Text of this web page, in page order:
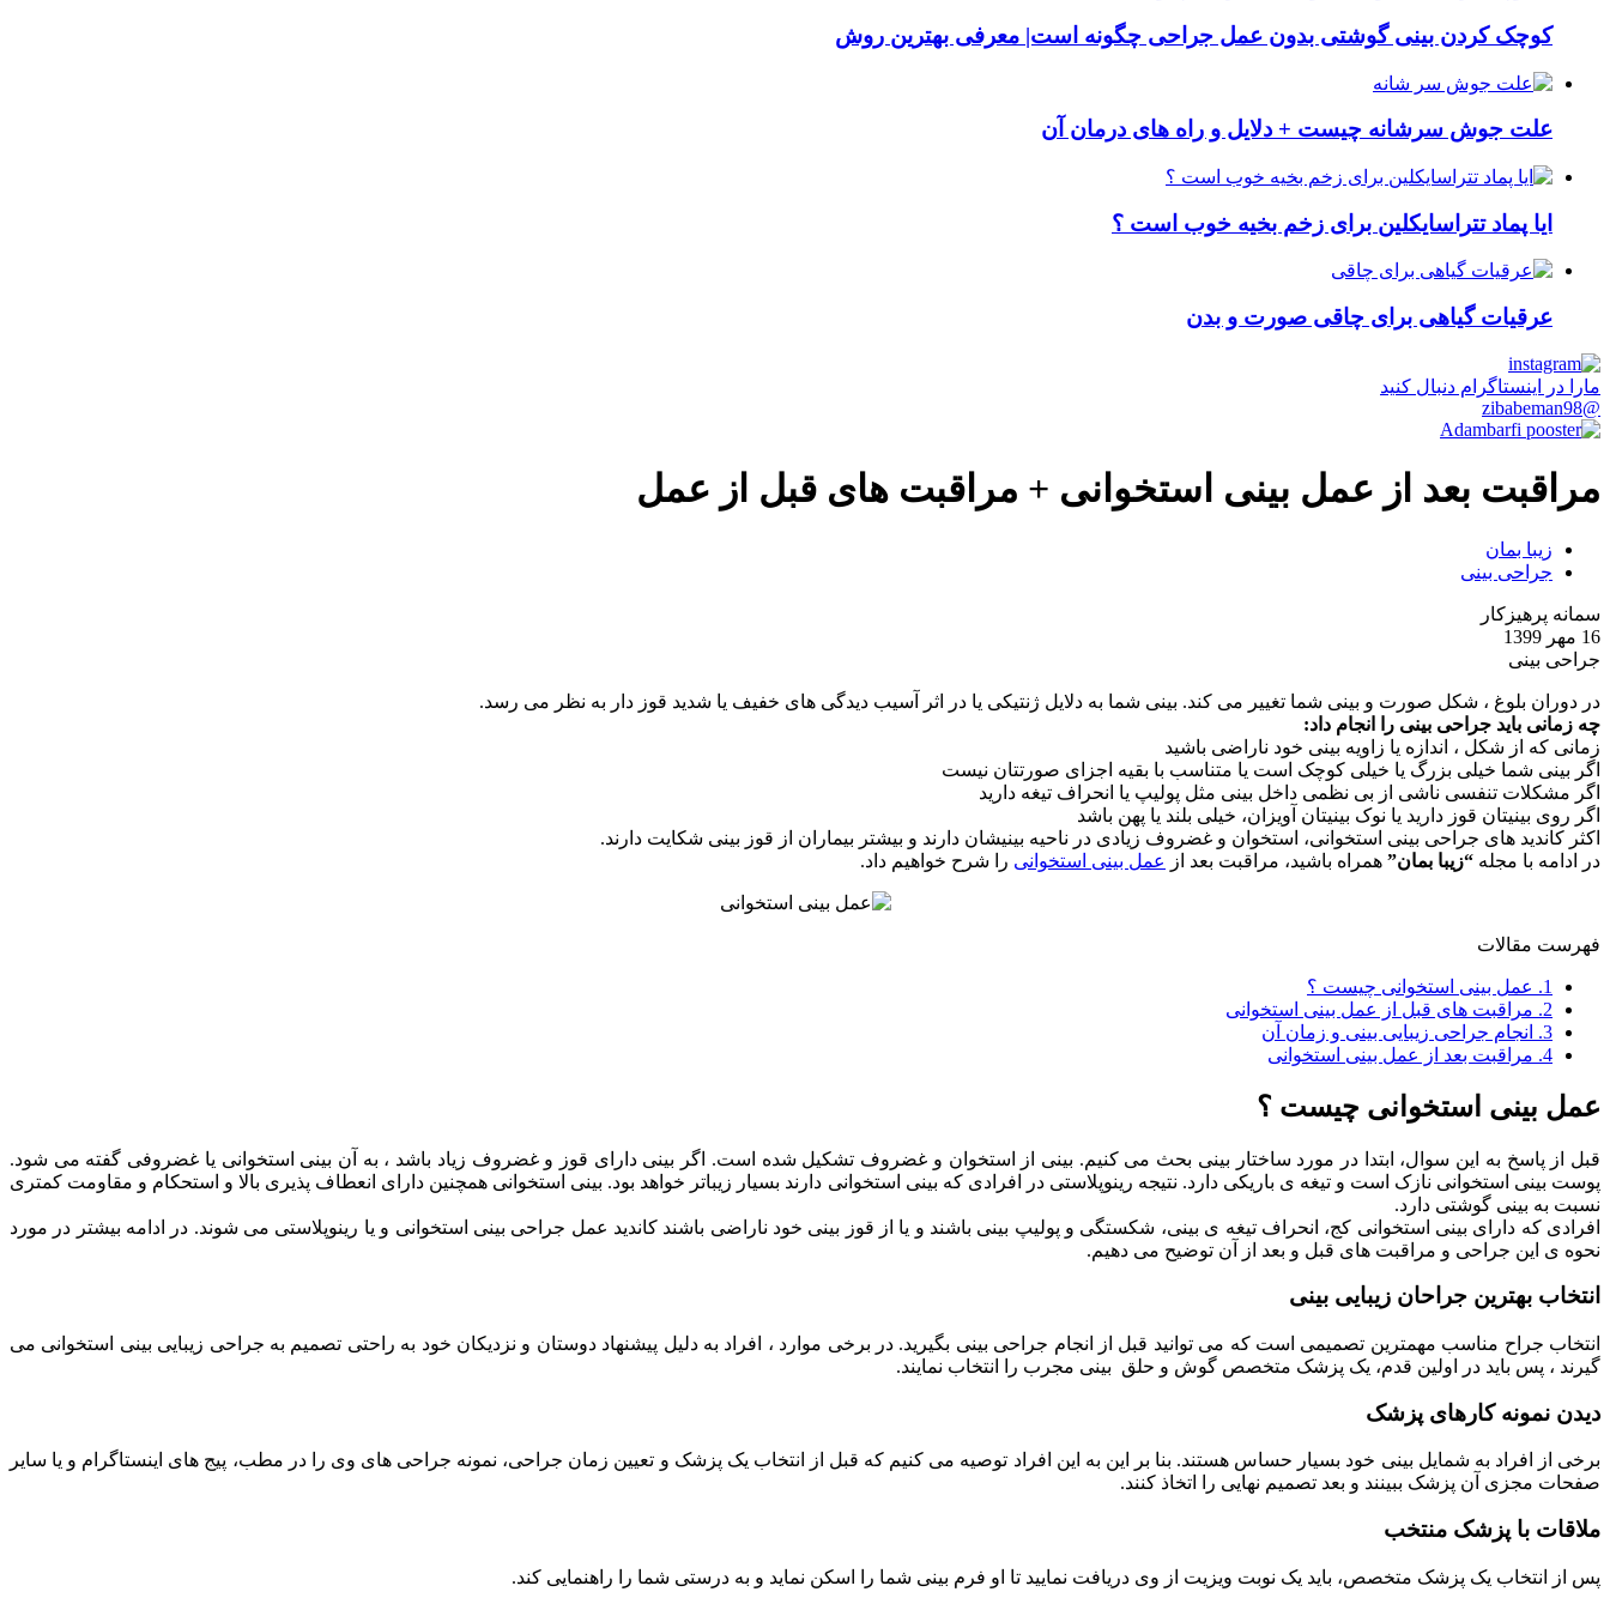
کوچک کردن بینی گوشتی بدون عمل جراحی چگونه است| معرفی بهترین روش
علت جوش سرشانه چیست + دلایل و راه های درمان آن
ایا پماد تتراسایکلین برای زخم بخیه خوب است ؟
عرقیات گیاهی برای چاقی صورت و بدن
مارا در اینستاگرام دنبال کنید
@zibabeman98
مراقبت بعد از عمل بینی استخوانی + مراقبت های قبل از عمل
زیبا بمان
جراحی بینی
سمانه پرهیزکار
16 مهر 1399
جراحی بینی
در دوران بلوغ ، شکل صورت و بینی شما تغییر می کند. بینی شما به دلایل ژنتیکی یا در اثر آسیب دیدگی های خفیف یا شدید قوز دار به نظر می رسد.
چه زمانی باید جراحی بینی را انجام داد:
زمانی که از شکل ، اندازه یا زاویه بینی خود ناراضی باشید
اگر بینی شما خیلی بزرگ یا خیلی کوچک است یا متناسب با بقیه اجزای صورتتان نیست
اگر مشکلات تنفسی ناشی از بی نظمی داخل بینی مثل پولیپ یا انحراف تیغه دارید
اگر روی بینیتان قوز دارید یا نوک بینیتان آویزان، خیلی بلند یا پهن باشد
اکثر کاندید های جراحی بینی استخوانی، استخوان و غضروف زیادی در ناحیه بینیشان دارند و بیشتر بیماران از قوز بینی شکایت دارند.
در ادامه با مجله “زیبا بمان” همراه باشید، مراقبت بعد از عمل بینی استخوانی را شرح خواهیم داد.
فهرست مقالات
1.
عمل بینی استخوانی چیست ؟
2. مراقبت های قبل از عمل بینی استخوانی
3.
انجام جراحی زیبایی بینی و زمان آن
4. مراقبت بعد از عمل بینی استخوانی
عمل بینی استخوانی چیست ؟
قبل از پاسخ به این سوال، ابتدا در مورد ساختار بینی بحث می کنیم. بینی از استخوان و غضروف تشکیل شده است. اگر بینی دارای قوز و غضروف زیاد باشد ، به آن بینی استخوانی یا غضروفی گفته می شود.
پوست بینی استخوانی نازک است و تیغه ی باریکی دارد. نتیجه رینوپلاستی در افرادی که بینی استخوانی دارند بسیار زیباتر خواهد بود. بینی استخوانی همچنین دارای انعطاف پذیری بالا و استحکام و مقاومت کمتری
نسبت به بینی گوشتی دارد.
افرادی که دارای بینی استخوانی کج، انحراف تیغه ی بینی، شکستگی و پولیپ بینی باشند و یا از قوز بینی خود ناراضی باشند کاندید عمل جراحی بینی استخوانی و یا رینوپلاستی می شوند. در ادامه بیشتر در مورد
نحوه ی این جراحی و مراقبت های قبل و بعد از آن توضیح می دهیم.
انتخاب بهترین جراحان زیبایی بینی
انتخاب جراح مناسب مهمترین تصمیمی است که می توانید قبل از انجام جراحی بینی بگیرید. در برخی موارد ، افراد به دلیل پیشنهاد دوستان و نزدیکان خود به راحتی تصمیم به جراحی زیبایی بینی استخوانی می
گیرند ، پس باید در اولین قدم، یک پزشک متخصص گوش و حلق بینی مجرب را انتخاب نمایند.
دیدن نمونه کارهای پزشک
برخی از افراد به شمایل بینی خود بسیار حساس هستند. بنا بر این به این افراد توصیه می کنیم که قبل از انتخاب یک پزشک و تعیین زمان جراحی، نمونه جراحی های وی را در مطب، پیج های اینستاگرام و یا سایر
صفحات مجزی آن پزشک ببینند و بعد تصمیم نهایی را اتخاذ کنند.
ملاقات با پزشک منتخب
پس از انتخاب یک پزشک متخصص، باید یک نوبت ویزیت از وی دریافت نمایید تا او فرم بینی شما را اسکن نماید و به درستی شما را راهنمایی کند.